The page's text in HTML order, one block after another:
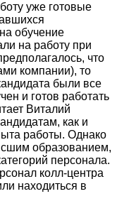
уже готовые
обучение
на работу при
что
компании), то
были все
и готов работать
Виталий
как и
работы. Однако
образованием,
персонала.
колл-центра
находиться в